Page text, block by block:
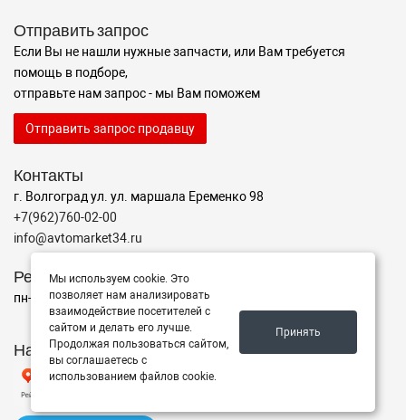
Отправить запрос
Если Вы не нашли нужные запчасти, или Вам требуется
помощь в подборе,
отправьте нам запрос - мы Вам поможем
Отправить запрос продавцу
Контакты
г. Волгоград ул. ул. маршала Еременко 98
+7(962)760-02-00
info@avtomarket34.ru
Режим работы
пн-пт с 10:00 до 15:00, Сб-Вс выходной
Наш рейтинг на Яндексе
Мы используем cookie. Это
позволяет нам анализировать
взаимодействие посетителей с
сайтом и делать его лучше.
Продолжая пользоваться сайтом,
вы соглашаетесь с
использованием файлов cookie.
Принять